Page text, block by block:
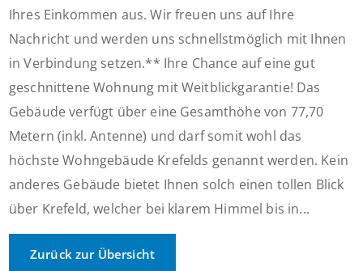
Ihres Einkommen aus. Wir freuen uns auf Ihre
Nachricht und werden uns schnellstmöglich mit Ihnen
in Verbindung setzen.** Ihre Chance auf eine gut
geschnittene Wohnung mit Weitblickgarantie! Das
Gebäude verfügt über eine Gesamthöhe von 77,70
Metern (inkl. Antenne) und darf somit wohl das
höchste Wohngebäude Krefelds genannt werden. Kein
anderes Gebäude bietet Ihnen solch einen tollen Blick
über Krefeld, welcher bei klarem Himmel bis in...
Zurück zur Übersicht